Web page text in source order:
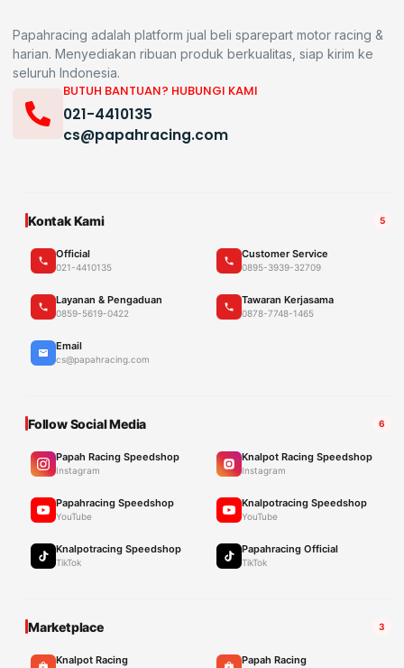
Papahracing adalah platform jual beli sparepart motor racing &
harian. Menyediakan ribuan produk berkualitas, siap kirim ke
seluruh Indonesia.
BUTUH BANTUAN? HUBUNGI KAMI
021-4410135
cs@papahracing.com
Kontak Kami 5
Official
021-4410135
Customer Service
0895-3939-32709
Layanan & Pengaduan
0859-5619-0422
Tawaran Kerjasama
0878-7748-1465
Email
cs@papahracing.com
Follow Social Media 6
Papah Racing Speedshop
Instagram
Knalpot Racing Speedshop
Instagram
Papahracing Speedshop
YouTube
Knalpotracing Speedshop
YouTube
Knalpotracing Speedshop
TikTok
Papahracing Official
TikTok
Marketplace 3
Knalpot Racing Papah Racing